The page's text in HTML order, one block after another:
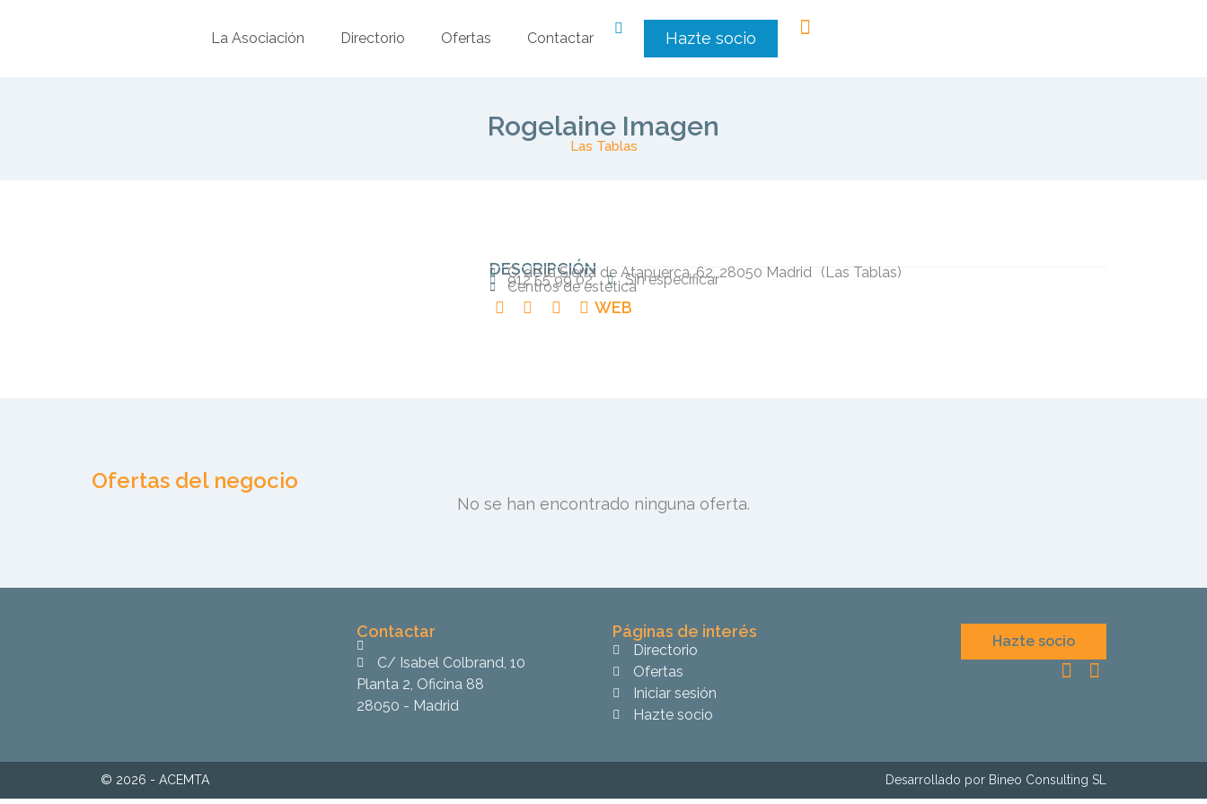
La Asociación Directorio Ofertas Contactar Hazte socio
Rogelaine Imagen
Las Tablas
DESCRIPCIÓN
C. de la Sierra de Atapuerca, 62, 28050 Madrid (Las Tablas)
912 55 99 02 Sin especificar
Centros de estética
WEB
Ofertas del negocio
No se han encontrado ninguna oferta.
Contactar
C/ Isabel Colbrand, 10
Planta 2, Oficina 88
28050 - Madrid
Páginas de interés
Directorio
Ofertas
Iniciar sesión
Hazte socio
Hazte socio
© 2026 - ACEMTA Desarrollado por Bineo Consulting SL